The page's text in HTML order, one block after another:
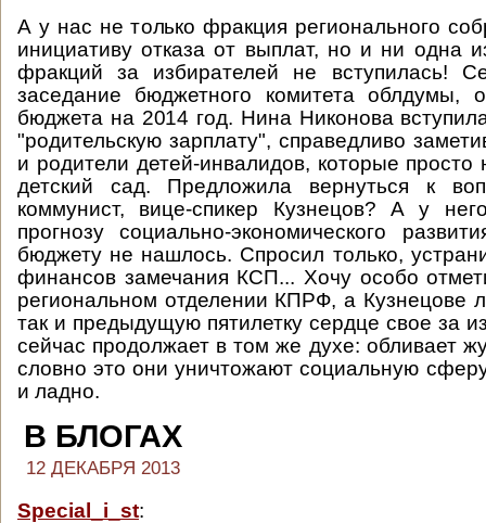
А у нас не только фракция регионального
инициативу отказа от выплат, но и ни одна
фракций за избирателей не вступилась!
заседание бюджетного комитета облдумы,
бюджета на 2014 год. Нина Никонова
"родительскую зарплату", справедливо
и родители детей-инвалидов, которые просто
детский сад. Предложила вернуться к
коммунист, вице-спикер Кузнецов? А у
прогнозу социально-экономического
бюджету не нашлось. Спросил только,
финансов замечания КСП... Хочу особо
региональном отделении КПРФ, а Кузнецове
так и предыдущую пятилетку сердце свое за
сейчас продолжает в том же духе: обливает
словно это они уничтожают социальную
и ладно.
В БЛОГАХ
12 ДЕКАБРЯ 2013
Special_i_st: